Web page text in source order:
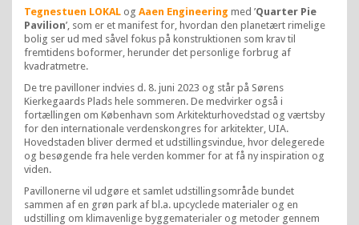
Tegnestuen LOKAL og Aaen Engineering med ’Quarter Pie
Pavilion’, som er et manifest for, hvordan den planetært rimelige
bolig ser ud med såvel fokus på konstruktionen som krav til
fremtidens boformer, herunder det personlige forbrug af
kvadratmetre.
De tre pavilloner indvies d. 8. juni 2023 og står på Sørens
Kierkegaards Plads hele sommeren. De medvirker også i
fortællingen om København som Arkitekturhovedstad og værtsby
for den internationale verdenskongres for arkitekter, UIA.
Hovedstaden bliver dermed et udstillingsvindue, hvor delegerede
og besøgende fra hele verden kommer for at få ny inspiration og
viden.
Pavillonerne vil udgøre et samlet udstillingsområde bundet
sammen af en grøn park af bl.a. upcyclede materialer og en
udstilling om klimavenlige byggematerialer og metoder gennem